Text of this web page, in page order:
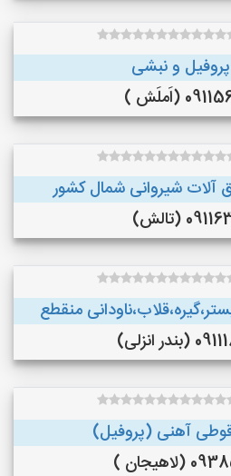
و نبشی
(اَملَش )
آلات شیروانی شمال کشور
(تالش)
منقطع
انزلی)
آهنی (پروفیل)
)